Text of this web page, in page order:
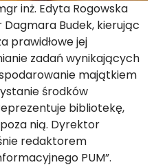
inż. Edyta Rogowska
Budek, kierując
prawidłowe jej
zadań wynikających
majątkiem
środków
bibliotekę,
nią. Dyrektor
redaktorem
PUM”.